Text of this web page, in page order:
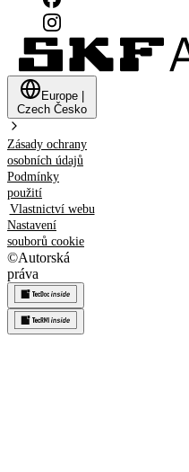
Europe
Czech Česko
Zásady ochrany
osobních údajů
Podmínky
použití
Vlastnictví webu
Nastavení
souborů cookie
©Autorská
práva